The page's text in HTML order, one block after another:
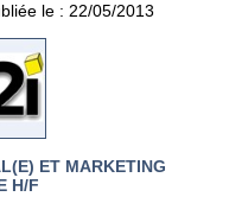
le : 22/05/2013
ET MARKETING
H/F